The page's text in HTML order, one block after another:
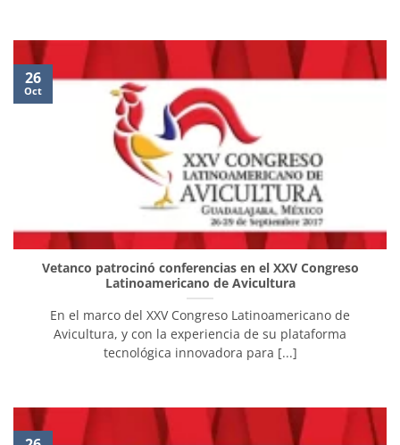
Vetanco patrocinó conferencias en el XXV Congreso
Latinoamericano de Avicultura
En el marco del XXV Congreso Latinoamericano de
Avicultura, y con la experiencia de su plataforma
tecnológica innovadora para [...]
26
Oct